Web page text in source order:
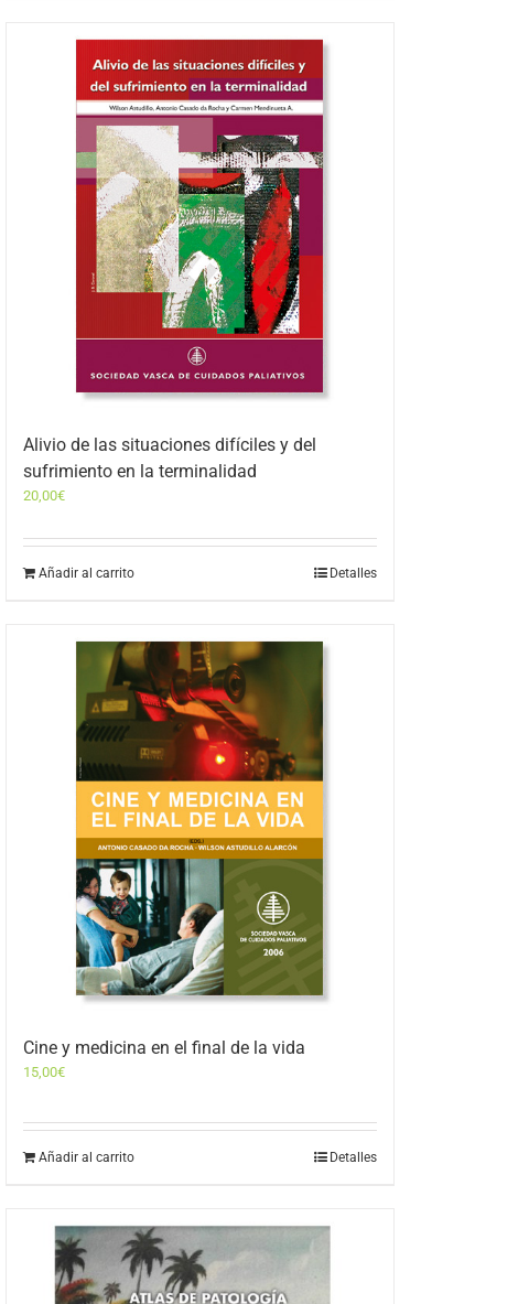
Alivio de las situaciones difíciles y del
sufrimiento en la terminalidad
20,00€
Añadir al carrito Detalles
Cine y medicina en el final de la vida
15,00€
Añadir al carrito Detalles